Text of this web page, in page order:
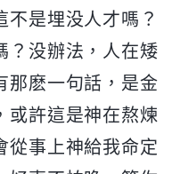
是埋没人才嗎？
？没辦法，人在矮
那麽一句話，是金
或許這是神在熬煉
從事上神給我命定